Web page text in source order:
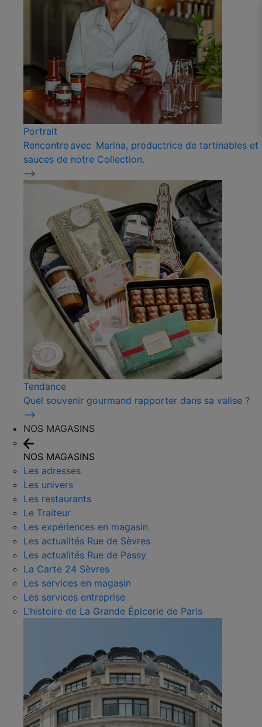
Portrait
Rencontre avec Marina, productrice de tartinables et
sauces de notre Collection.
⟶
Tendance
Quel souvenir gourmand rapporter dans sa valise ?
⟶
NOS MAGASINS
NOS MAGASINS
Les adresses
Les univers
Les restaurants
Le Traiteur
Les expériences en magasin
Les actualités Rue de Sèvres
Les actualités Rue de Passy
La Carte 24 Sèvres
Les services en magasin
Les services entreprise
L’histoire de La Grande Épicerie de Paris